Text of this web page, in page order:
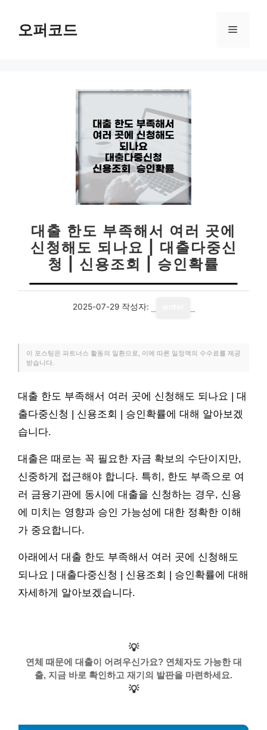
오퍼코드 메
대출 한도 부족해서 여러 곳에
신청해도 되나요 | 대출다중신
청 | 신용조회 | 승인확률
2025-07-29 작성자:
이 포스팅은 파트너스 활동의 일환으로, 이에 따른 일정액의 수수료를 제공
받습니다.
대출 한도 부족해서 여러 곳에 신청해도 되나요 | 대
출다중신청 | 신용조회 | 승인확률에 대해 알아보겠
습니다.
대출은 때로는 꼭 필요한 자금 확보의 수단이지만,
신중하게 접근해야 합니다. 특히, 한도 부족으로 여
러 금융기관에 동시에 대출을 신청하는 경우, 신용
에 미치는 영향과 승인 가능성에 대한 정확한 이해
가 중요합니다.
아래에서 대출 한도 부족해서 여러 곳에 신청해도
되나요 | 대출다중신청 | 신용조회 | 승인확률에 대해
자세하게 알아보겠습니다.
💡
연체 때문에 대출이 어려우신가요? 연체자도 가능한 대
출, 지금 바로 확인하고 재기의 발판을 마련하세요.
💡